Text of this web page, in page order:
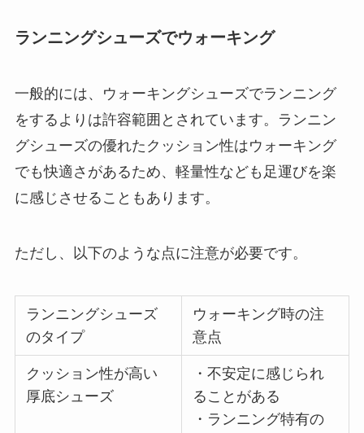
ランニングシューズでウォーキング
一般的には、ウォーキングシューズでランニング
をするよりは許容範囲とされています。ランニン
グシューズの優れたクッション性はウォーキング
でも快適さがあるため、軽量性なども足運びを楽
に感じさせることもあります。
ただし、以下のような点に注意が必要です。
ランニングシューズ
のタイプ
ウォーキング時の注
意点
クッション性が高い
厚底シューズ
・不安定に感じられ
ることがある
・ランニング特有の